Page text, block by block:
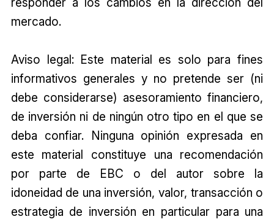
mercado.
Aviso legal: Este material es solo para fines
informativos generales y no pretende ser (ni
debe considerarse) asesoramiento financiero,
de inversión ni de ningún otro tipo en el que se
deba confiar. Ninguna opinión expresada en
este material constituye una recomendación
por parte de EBC o del autor sobre la
idoneidad de una inversión, valor, transacción o
estrategia de inversión en particular para una